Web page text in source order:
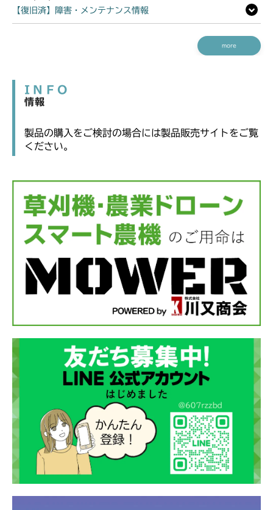
【復旧済】障害・メンテナンス情報
more
INFO
情報
製品の購入をご検討の場合には製品販売サイトをご覧
ください。